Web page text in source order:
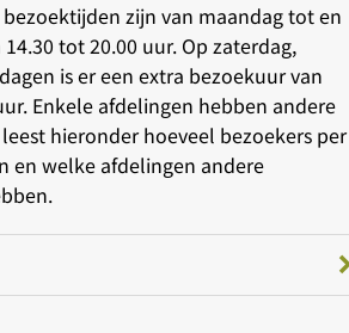
zijn van maandag tot en
tot 20.00 uur. Op zaterdag,
is er een extra bezoekuur van
Enkele afdelingen hebben andere
hieronder hoeveel bezoekers per
en welke afdelingen andere